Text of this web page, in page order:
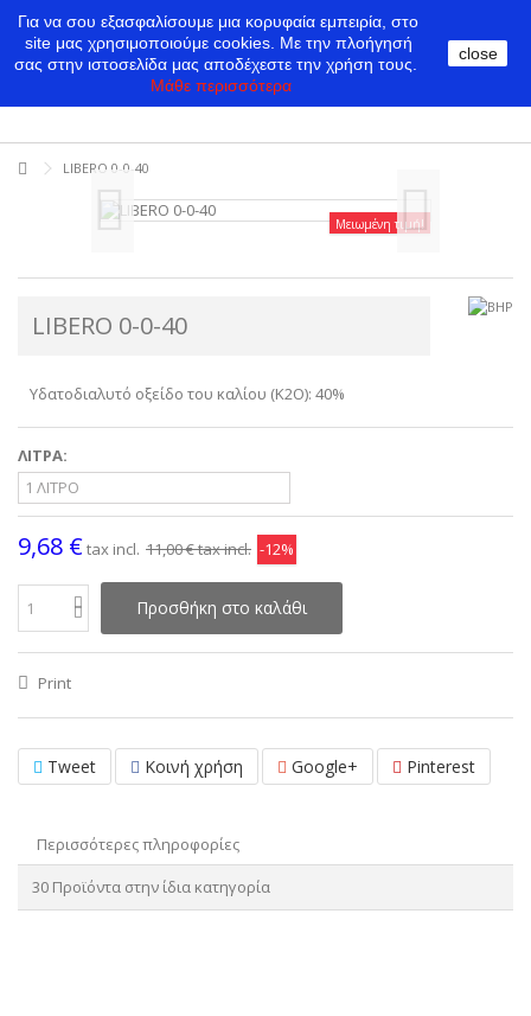
LIBERO 0-0-40
Μειωμένη τιμή!
LIBERO 0-0-40
Υδατοδιαλυτό οξείδο του καλίου (K2O): 40%
ΛΙΤΡΑ:
9,68 €tax incl. 11,00 €tax incl. -12%
Προσθήκη στο καλάθι
Print
Tweet Κοινή χρήση Google+ Pinterest
Περισσότερες πληροφορίες
30 Προϊόντα στην ίδια κατηγορία
Για να σου εξασφαλίσουμε μια κορυφαία εμπειρία, στο
site μας χρησιμοποιούμε cookies. Με την πλοήγησή
σας στην ιστοσελίδα μας αποδέχεστε την χρήση τους.
Μάθε περισσότερα
close